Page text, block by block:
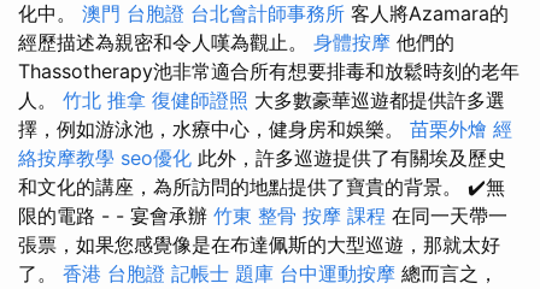
化中。 澳門 台胞證 台北會計師事務所 客人將Azamara的
經歷描述為親密和令人嘆為觀止。 身體按摩 他們的
Thassotherapy池非常適合所有想要排毒和放鬆時刻的老年
人。 竹北 推拿 復健師證照 大多數豪華巡遊都提供許多選
擇，例如游泳池，水療中心，健身房和娛樂。 苗栗外燴 經
絡按摩教學 seo優化 此外，許多巡遊提供了有關埃及歷史
和文化的講座，為所訪問的地點提供了寶貴的背景。 ✔️無
限的電路 - - 宴會承辦 竹東 整骨 按摩 課程 在同一天帶一
張票，如果您感覺像是在布達佩斯的大型巡遊，那就太好
了。 香港 台胞證 記帳士 題庫 台中運動按摩 總而言之，